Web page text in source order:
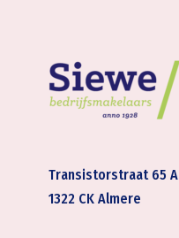
Transistorstraat 65 A
1322 CK Almere